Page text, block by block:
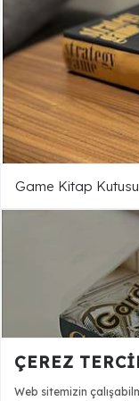
Game Kitap
ÇEREZ
Web sitemizin